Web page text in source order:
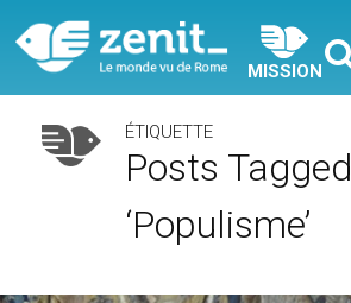
MISSION
ÉTIQUETTE
Posts Tagged
‘populisme’